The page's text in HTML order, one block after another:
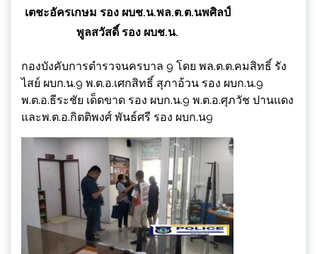
เตชะอัครเกษม รอง ผบช.น.พล.ต.ต.นพศิลป์
พูลสวัสดิ์ รอง ผบช.น.
กองบังคับการตำรวจนครบาล 9 โดย พล.ต.ต.คมสิทธิ์ รัง
ไสย์ ผบก.น.9 พ.ต.อ.เศกสิทธิ์ สุภาอ้วน รอง ผบก.น.9
พ.ต.อ.ธีระชัย เด็ดขาด รอง ผบก.น.9 พ.ต.อ.ศุภวัช ปานแดง
และพ.ต.อ.กิตติพงศ์ พันธ์ศรี รอง ผบก.น9